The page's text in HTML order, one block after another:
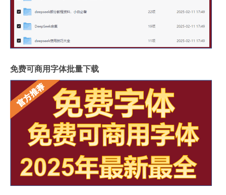
免费可商用字体批量下载